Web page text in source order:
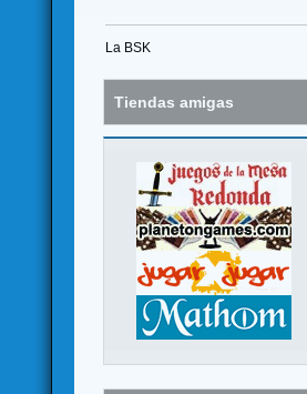
La BSK
Tiendas amigas